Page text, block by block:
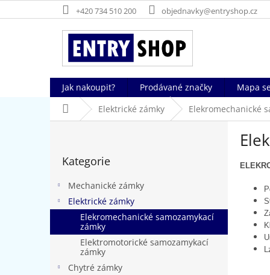
na
+420 734 510 200 objednavky@entryshop.cz
Jak nakoupit? Prodávané značky Mapa
Domů Elektrické zámky Elekromechanické
n
í
kategorie
Kategorie
Mechanické zámky
Elektrické zámky
Elekromechanické samozamykací
zámky
Elektromotorické samozamykací
zámky
Chytré zámky